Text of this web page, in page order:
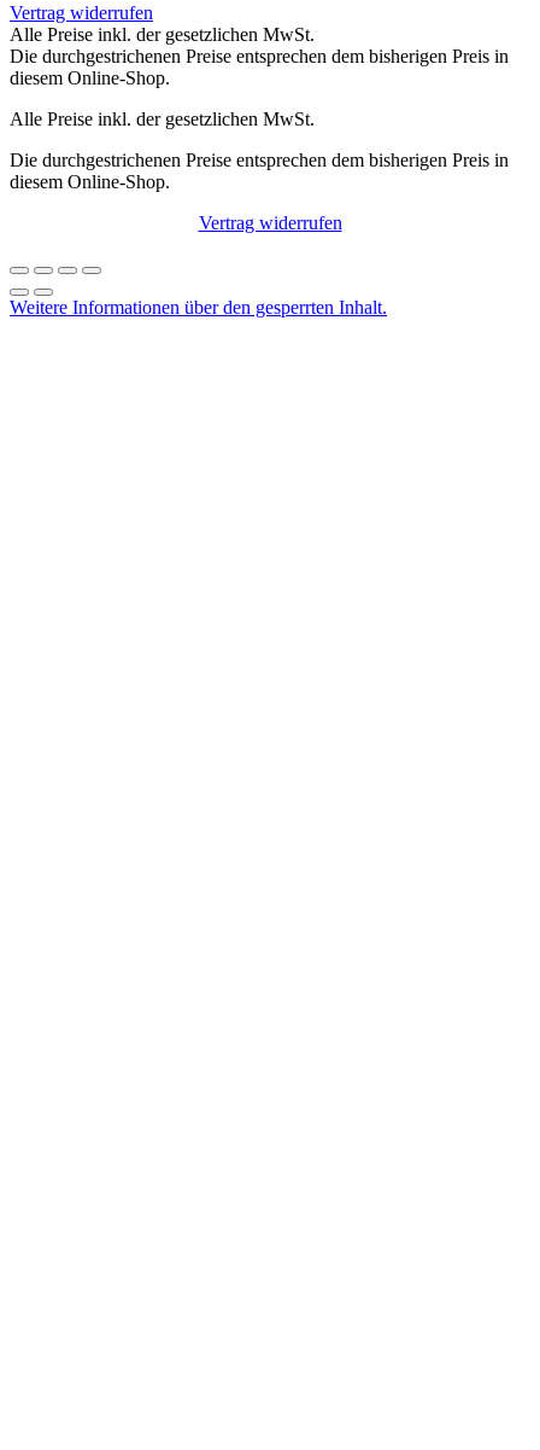
Vertrag widerrufen
Alle Preise inkl. der gesetzlichen MwSt.
Die durchgestrichenen Preise entsprechen dem bisherigen Preis in
diesem Online-Shop.
Alle Preise inkl. der gesetzlichen MwSt.
Die durchgestrichenen Preise entsprechen dem bisherigen Preis in
diesem Online-Shop.
Vertrag widerrufen
Weitere Informationen über den gesperrten Inhalt.